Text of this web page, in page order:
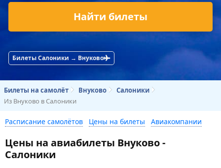
Найти билеты
Билеты Салоники → Внуково
Билеты на самолёт Внуково
Салоники
Из Внуково в Салоники
Расписание самолётов Цены на билеты Авиакомпании
Цены на авиабилеты Внуково -
Салоники